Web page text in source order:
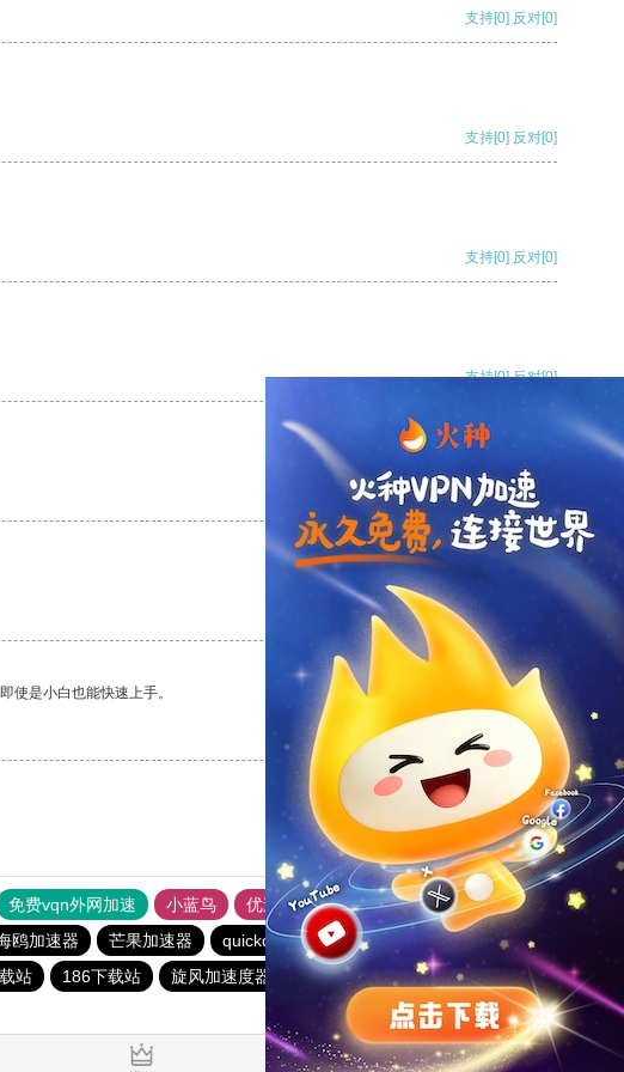
支持[0] 反对[0]
支持[0] 反对[0]
支持[0] 反对[0]
支持[0] 反对[0]
支持[0] 反对
支持
使是小白也能快速上手。
支持 反对 [0]
免费vqn外网加速 小蓝鸟 优途加速器官网 风驰加速器
旋风加速器
鸥加速器 芒果加速器 quickq quickq 银河加速器
旋风加速度器
站 186下载站 旋风加速度器 快橙加速器
黑洞加速官网